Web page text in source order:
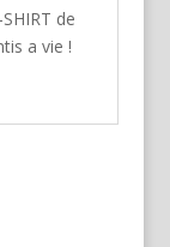
de
a vie !